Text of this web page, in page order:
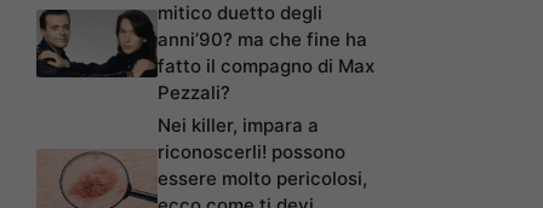
mitico duetto degli
anni’90? ma che fine ha
fatto il compagno di Max
Pezzali?
Nei killer, impara a
riconoscerli! possono
essere molto pericolosi,